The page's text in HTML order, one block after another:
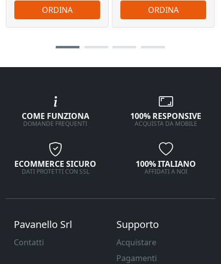
ORDINA ORDINA
COME FUNZIONA
DOMANDE FREQUENTI
100% RESPONSIVE
ACQUISTA DA MOBILE
ECOMMERCE SICURO
DATI PROTETTI CON SSL
100% ITALIANO
AFFIDATI A NOI
Pavanello Srl
Contatti
Supporto
Acquistare
Pagamenti